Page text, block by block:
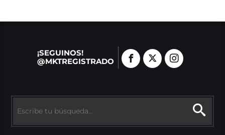
¡SEGUINOS!
@MKTREGISTRADO